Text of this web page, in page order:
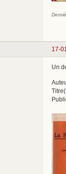
17-
Un